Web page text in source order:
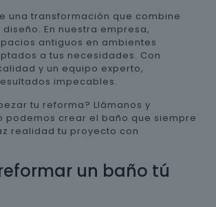
una transformación que combine
En nuestra empresa,
antiguos en ambientes
a tus necesidades. Con
y un equipo experto,
impecables.
tu reforma? Llámanos y
podemos crear el baño que siempre
realidad tu proyecto con
un baño tú